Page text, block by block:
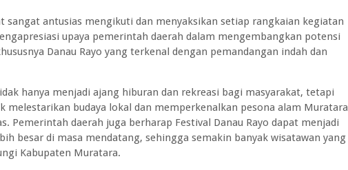
sangat antusias mengikuti dan menyaksikan setiap rangkaian kegiatan
upaya pemerintah daerah dalam mengembangkan potensi
Danau Rayo yang terkenal dengan pemandangan indah dan
hanya menjadi ajang hiburan dan rekreasi bagi masyarakat, tetapi
melestarikan budaya lokal dan memperkenalkan pesona alam Muratara
Pemerintah daerah juga berharap Festival Danau Rayo dapat menjadi
besar di masa mendatang, sehingga semakin banyak wisatawan yang
Kabupaten Muratara.